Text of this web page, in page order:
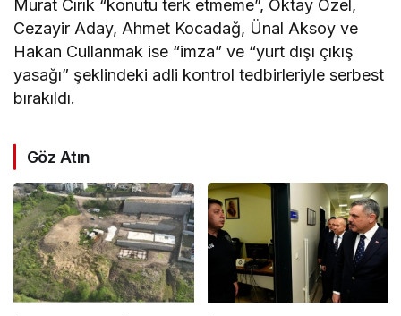
Murat Cırık “konutu terk etmeme”, Oktay Özel,
Cezayir Aday, Ahmet Kocadağ, Ünal Aksoy ve
Hakan Cullanmak ise “imza” ve “yurt dışı çıkış
yasağı” şeklindeki adli kontrol tedbirleriyle serbest
bırakıldı.
Göz Atın